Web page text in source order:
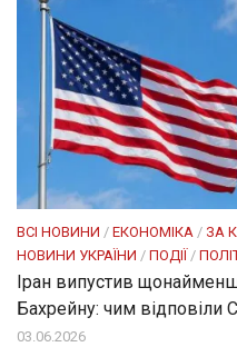
ВСІ НОВИНИ / ЕКОНОМІКА / ЗА
НОВИНИ УКРАЇНИ / ПОДІЇ /
Іран випустив
Бахрейну: чим відповіли
03.06.2026